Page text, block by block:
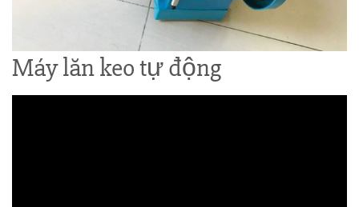
Máy lăn keo tự động